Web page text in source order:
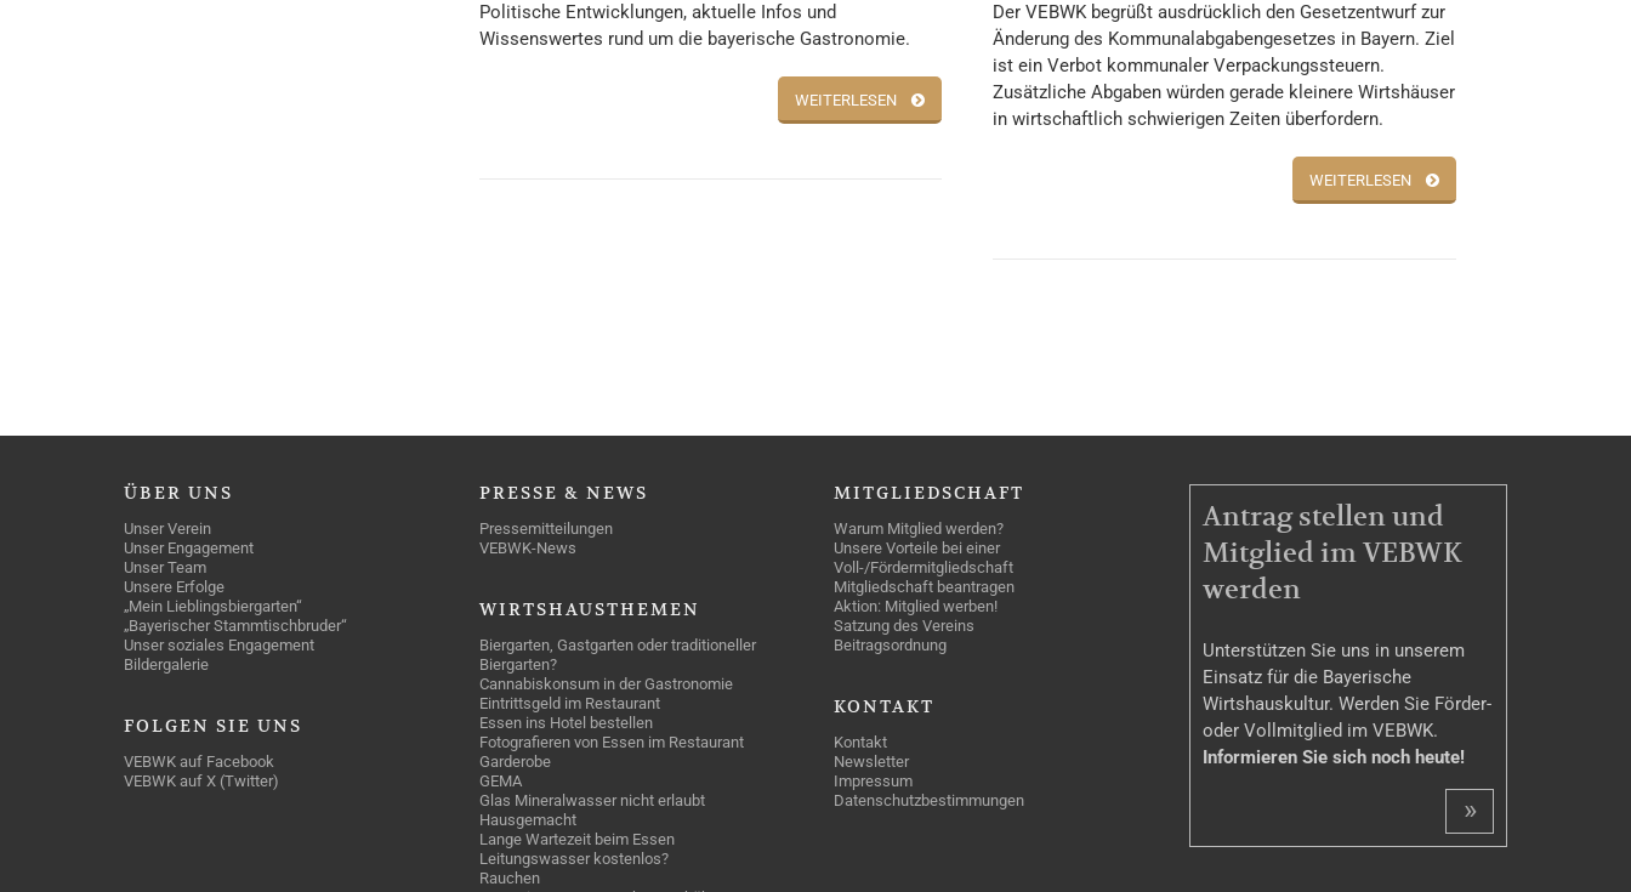
Politische Entwicklungen, aktuelle Infos und
Wissenswertes rund um die bayerische Gastronomie.
WEITERLESEN
Der VEBWK begrüßt ausdrücklich den Gesetzentwurf zur
Änderung des Kommunalabgabengesetzes in Bayern. Ziel
ist ein Verbot kommunaler Verpackungssteuern.
Zusätzliche Abgaben würden gerade kleinere Wirtshäuser
in wirtschaftlich schwierigen Zeiten überfordern.
WEITERLESEN
ÜBER UNS
Unser Verein
Unser Engagement
Unser Team
Unsere Erfolge
„Mein Lieblingsbiergarten“
„Bayerischer Stammtischbruder“
Unser soziales Engagement
Bildergalerie
FOLGEN SIE UNS
VEBWK auf Facebook
VEBWK auf X (Twitter)
PRESSE & NEWS
Pressemitteilungen
VEBWK-News
WIRTSHAUSTHEMEN
Biergarten, Gastgarten oder traditioneller
Biergarten?
Cannabiskonsum in der Gastronomie
Eintrittsgeld im Restaurant
Essen ins Hotel bestellen
Fotografieren von Essen im Restaurant
Garderobe
GEMA
Glas Mineralwasser nicht erlaubt
Hausgemacht
Lange Wartezeit beim Essen
Leitungswasser kostenlos?
Rauchen
MITGLIEDSCHAFT
Warum Mitglied werden?
Unsere Vorteile bei einer
Voll-/Fördermitgliedschaft
Mitgliedschaft beantragen
Aktion: Mitglied werben!
Satzung des Vereins
Beitragsordnung
KONTAKT
Kontakt
Newsletter
Impressum
Datenschutzbestimmungen
MITGLIEDSCHAFT
Antrag stellen und
Mitglied im VEBWK
werden
Unterstützen Sie uns in unserem
Einsatz für die Bayerische
Wirtshauskultur. Werden Sie Förder-
oder Vollmitglied im VEBWK.
Informieren Sie sich noch heute!
»